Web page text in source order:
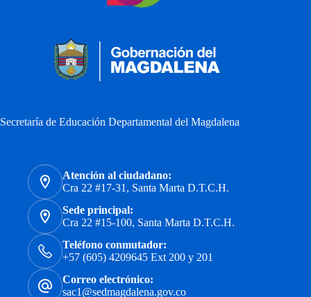
Secretaría de Educación Departamental del Magdalena
Atención al ciudadano:
Cra 22 #17-31, Santa Marta D.T.C.H.
Sede principal:
Cra 22 #15-100, Santa Marta D.T.C.H.
Teléfono conmutador:
+57 (605) 4209645 Ext 200 y 201
Correo electrónico:
sac1@sedmagdalena.gov.co